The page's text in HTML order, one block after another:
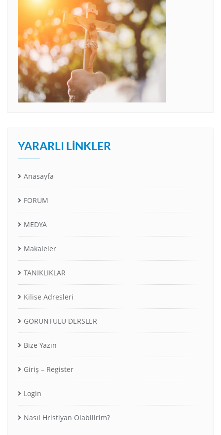
YARARLI LINKLER
Anasayfa
FORUM
MEDYA
Makaleler
TANIKLIKLAR
Kilise Adresleri
GÖRÜNTÜLÜ DERSLER
Bize Yazın
Giriş – Register
Login
Nasıl Hristiyan Olabilirim?